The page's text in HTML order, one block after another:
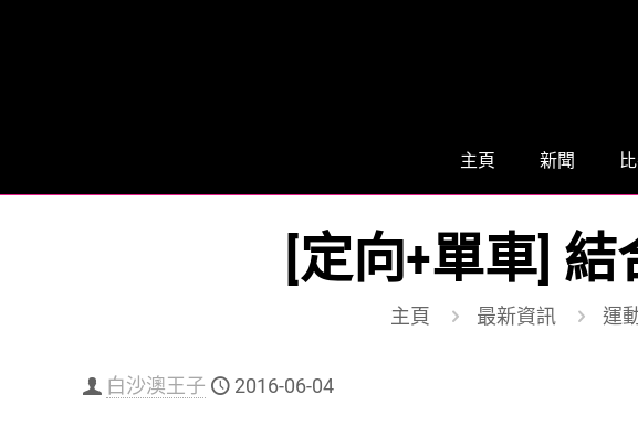
主頁 新聞
[定向+單車]
主頁 最新資訊 運
白沙澳王子 2016-06-04